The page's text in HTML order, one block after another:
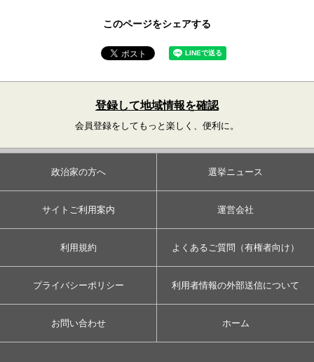
このページをシェアする
登録して地域情報を確認
会員登録をしてもっと楽しく、便利に。
政治家の方へ 選挙ニュース
サイトご利用案内 運営会社
利用規約 よくあるご質問（有権者向け）
プライバシーポリシー 利用者情報の外部送信について
お問い合わせ ホーム